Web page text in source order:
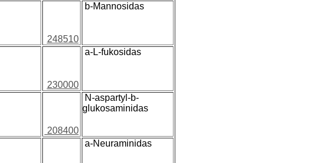
248510
b-Mannosidas
230000
a-L-fukosidas
208400
N-aspartyl-b-
glukosaminidas
a-Neuraminidas